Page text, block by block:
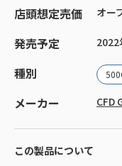
店頭想定売価 オー
発売予定 2022
種別
メーカー CFD
この製品について